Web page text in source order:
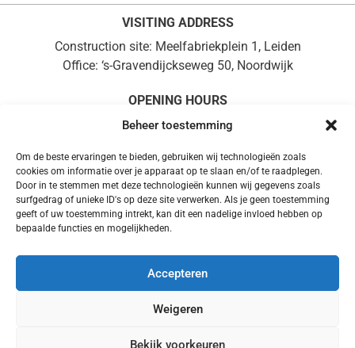
Beheer toestemming
Om de beste ervaringen te bieden, gebruiken wij technologieën zoals
cookies om informatie over je apparaat op te slaan en/of te raadplegen.
Door in te stemmen met deze technologieën kunnen wij gegevens zoals
surfgedrag of unieke ID's op deze site verwerken. Als je geen toestemming
geeft of uw toestemming intrekt, kan dit een nadelige invloed hebben op
bepaalde functies en mogelijkheden.
Accepteren
Weigeren
Bekijk voorkeuren
VISITING ADDRESS
Construction site: Meelfabriekplein 1, Leiden
Office: ‘s-Gravendijckseweg 50, Noordwijk
OPENING HOURS
Monday to Friday, 08:30 – 17:00
POSTAL ADDRESS
PO Box 37, 2200 AA Noordwijk
info@demeelfabriek.nl
PRIVACY|PRESSKIT
POLICY